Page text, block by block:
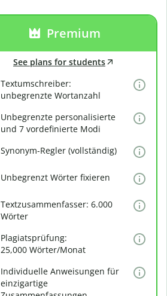
Premium
See plans for students
Textumschreiber:
unbegrenzte Wortanzahl
Unbegrenzte personalisierte
und 7 vordefinierte Modi
Synonym-Regler (vollständig)
Unbegrenzt Wörter fixieren
Textzusammenfasser: 6.000
Wörter
Plagiatsprüfung:
25,000 Wörter/Monat
Individuelle Anweisungen für
einzigartige